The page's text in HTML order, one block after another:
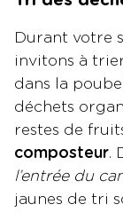
Durant votre
invitons à
dans la
déchets
restes de
composteur.
l’entrée du
jaunes de tri